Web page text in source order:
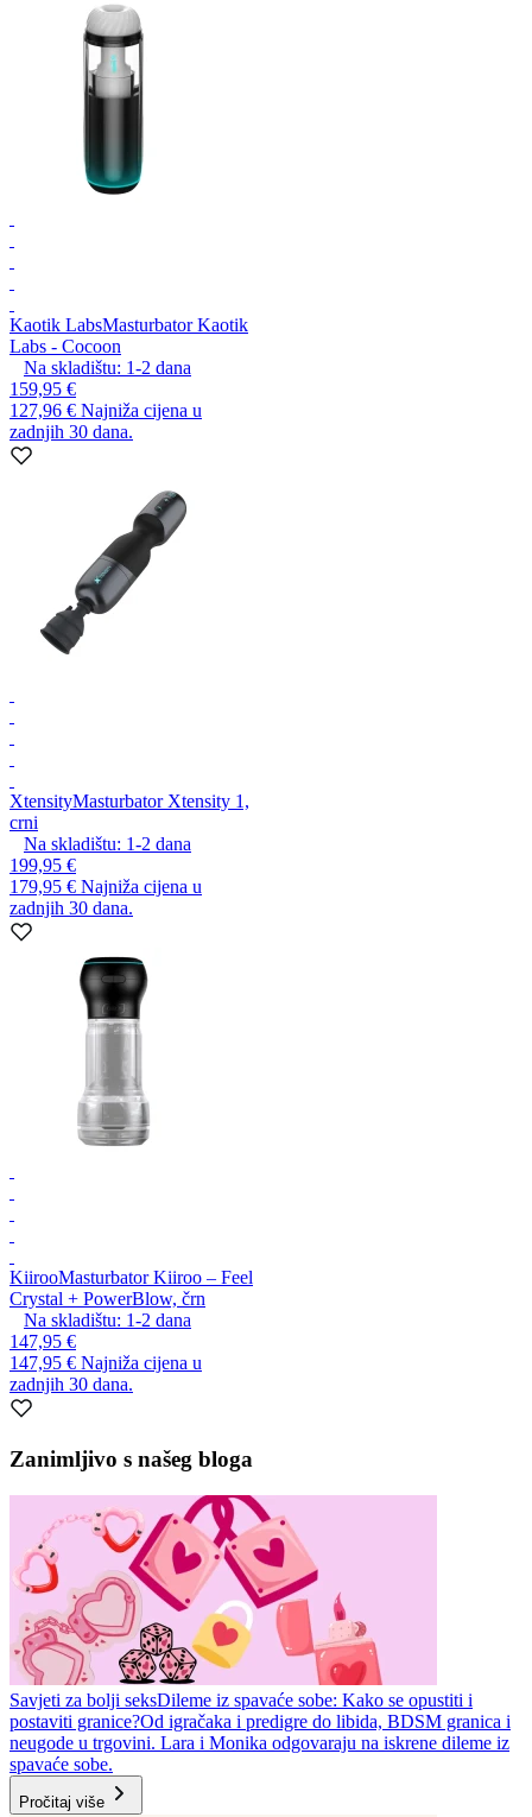
Kaotik LabsMasturbator Kaotik
Labs - Cocoon
Na skladištu: 1-2 dana
159,95 €
127,96 € Najniža cijena u
zadnjih 30 dana.
XtensityMasturbator Xtensity 1,
crni
Na skladištu: 1-2 dana
199,95 €
179,95 € Najniža cijena u
zadnjih 30 dana.
KiirooMasturbator Kiiroo – Feel
Crystal + PowerBlow, črn
Na skladištu: 1-2 dana
147,95 €
147,95 € Najniža cijena u
zadnjih 30 dana.
Zanimljivo s našeg bloga
Savjeti za bolji seksDileme iz spavaće sobe: Kako se opustiti i
postaviti granice?Od igračaka i predigre do libida, BDSM granica i
neugode u trgovini. Lara i Monika odgovaraju na iskrene dileme iz
spavaće sobe.
Pročitaj više